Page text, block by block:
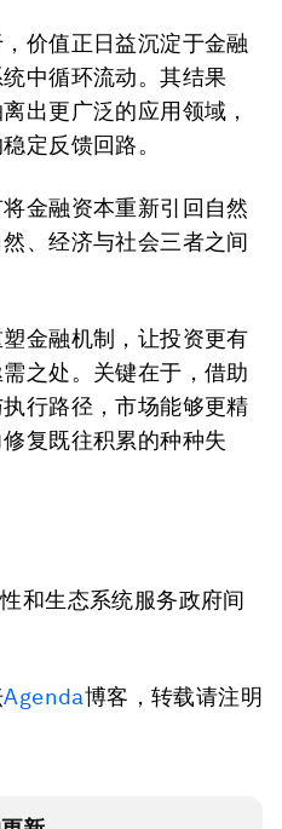
价值正日益沉淀于金融
中循环流动。其结果
出更广泛的应用领域，
定反馈回路。
金融资本重新引回自然
、经济与社会三者之间
金融机制，让投资更有
之处。关键在于，借助
行路径，市场能够更精
复既往积累的种种失
和生态系统服务政府间
Agenda博客，转载请注明